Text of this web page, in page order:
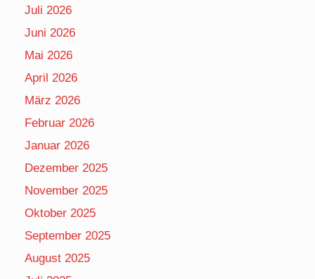
Juli 2026
Juni 2026
Mai 2026
April 2026
März 2026
Februar 2026
Januar 2026
Dezember 2025
November 2025
Oktober 2025
September 2025
August 2025